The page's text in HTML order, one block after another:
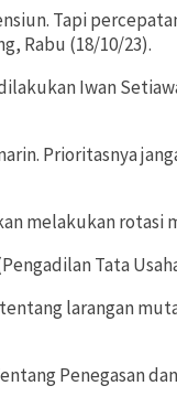
Tapi
Rabu (18/10/23).
Iwan
Prioritasnya
melakukan rotasi
Tata
larangan
Penegasan